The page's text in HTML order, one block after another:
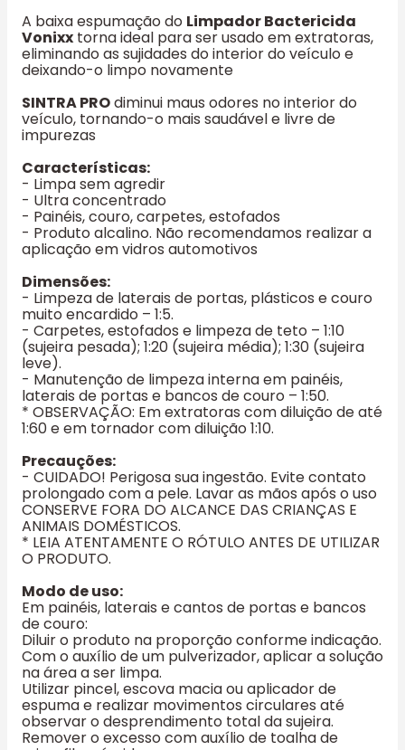
A baixa espumação do Limpador Bactericida
Vonixx torna ideal para ser usado em extratoras,
eliminando as sujidades do interior do veículo e
deixando-o limpo novamente
SINTRA PROdiminui maus odores no interior do
veículo, tornando-o mais saudável e livre de
impurezas
Características:
- Limpa sem agredir
- Ultra concentrado
- Painéis, couro, carpetes, estofados
- Produto alcalino. Não recomendamos realizar a
aplicação em vidros automotivos
Dimensões:
- Limpeza de laterais de portas, plásticos e couro
muito encardido – 1:5.
- Carpetes, estofados e limpeza de teto – 1:10
(sujeira pesada); 1:20 (sujeira média); 1:30 (sujeira
leve).
- Manutenção de limpeza interna em painéis,
laterais de portas e bancos de couro – 1:50.
* OBSERVAÇÃO: Em extratoras com diluição de até
1:60 e em tornador com diluição 1:10.
Precauções:
- CUIDADO! Perigosa sua ingestão. Evite contato
prolongado com a pele. Lavar as mãos após o uso
CONSERVE FORA DO ALCANCE DAS CRIANÇAS E
ANIMAIS DOMÉSTICOS.
* LEIA ATENTAMENTE O RÓTULO ANTES DE UTILIZAR
O PRODUTO.
Modo de uso:
Em painéis, laterais e cantos de portas e bancos
de couro:
Diluir o produto na proporção conforme indicação.
Com o auxílio de um pulverizador, aplicar a solução
na área a ser limpa.
Utilizar pincel, escova macia ou aplicador de
espuma e realizar movimentos circulares até
observar o desprendimento total da sujeira.
Remover o excesso com auxílio de toalha de